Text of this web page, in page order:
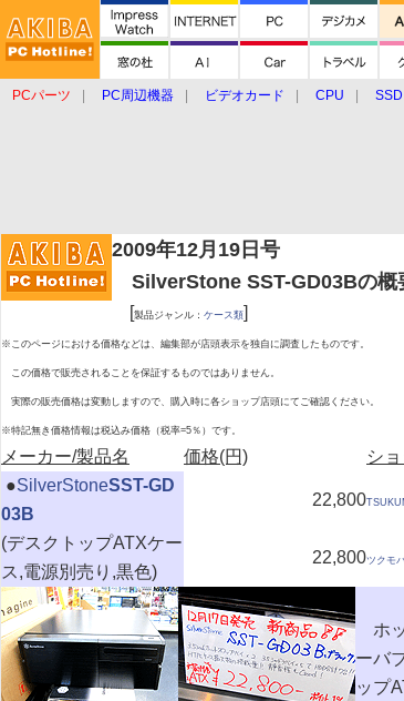
PCパーツ PC周辺機器 ビデオカード CPU SSD
2009年12月19日号
SilverStone SST-GD03Bの概
[製品ジャンル： ケース類]
※このページにおける価格などは、編集部が店頭表示を独自に調査したものです。
この価格で販売されることを保証するものではありません。
実際の販売価格は変動しますので、購入時に各ショップ店頭にてご確認ください。
※特記無き価格情報は税込み価格（税率=5％）です。
メーカー/製品名 価格(円) シ
●SilverStoneSST-GD
03B
(デスクトップATXケー
ス,電源別売り,黒色)
22,800
22,800ツクモ
ホ
ーバ
ップ